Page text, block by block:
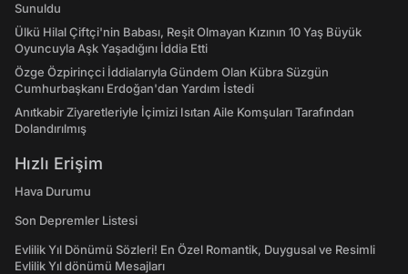
Sunuldu
Ülkü Hilal Çiftçi'nin Babası, Reşit Olmayan Kızının 10 Yaş Büyük
Oyuncuyla Aşk Yaşadığını İddia Etti
Özge Özpirinçci İddialarıyla Gündem Olan Kübra Süzgün
Cumhurbaşkanı Erdoğan'dan Yardım İstedi
Anıtkabir Ziyaretleriyle İçimizi Isıtan Aile Komşuları Tarafından
Dolandırılmış
Hızlı Erişim
Hava Durumu
Son Depremler Listesi
Evlilik Yıl Dönümü Sözleri! En Özel Romantik, Duygusal ve Resimli
Evlilik Yıl dönümü Mesajları